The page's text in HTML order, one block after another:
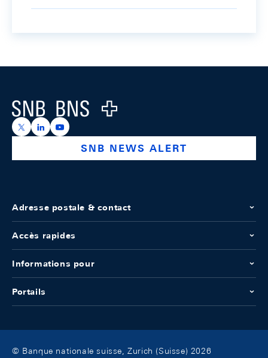
Logo
https://x.com/snb_bns
https://ch.linkedin.com/company/swiss-national-
https://www.youtube.com/@swissnationalbank
SNB NEWS ALERT
Adresse postale & contact
Accès rapides
Informations pour
Portails
© Banque nationale suisse, Zurich (Suisse) 2026